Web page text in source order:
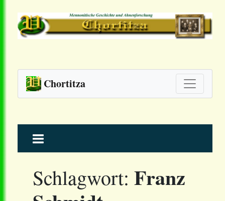
Chortitza
to
Schlagwort: Franz